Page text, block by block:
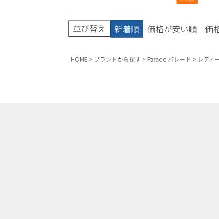
並び替え 新着順 価格が安い順 価
HOME ブランドから探す Parade パレード レディ